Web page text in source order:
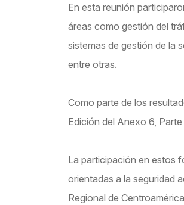
En esta reunión
áreas como gestión del
sistemas de gestión de la
entre otras.
Como parte de los
Edición del Anexo 6,
La participación en estos
orientadas a la seguridad
Regional de